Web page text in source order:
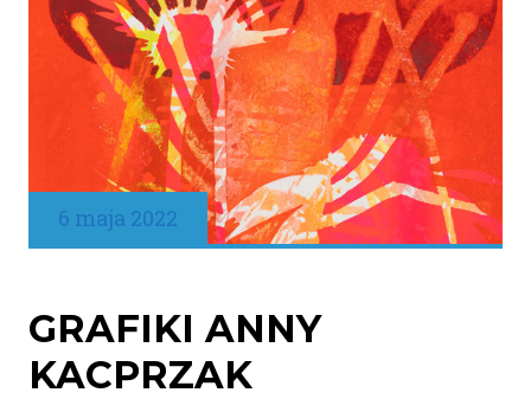
6 maja 2022
GRAFIKI ANNY
KACPRZAK